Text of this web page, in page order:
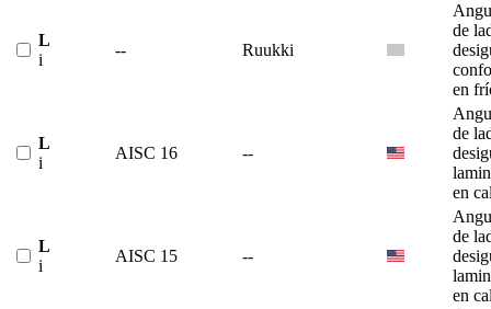
L
i
-- Ruukki
de
en
L
i
AISC 16 --
de
en
L
i
AISC 15 --
de
en